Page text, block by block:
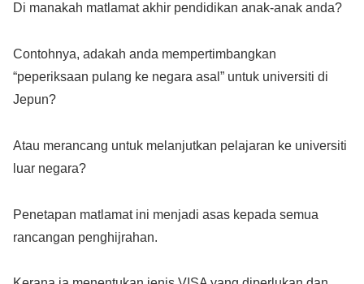
Di manakah matlamat akhir pendidikan anak-anak anda?
Contohnya, adakah anda mempertimbangkan
“peperiksaan pulang ke negara asal” untuk universiti di
Jepun?
Atau merancang untuk melanjutkan pelajaran ke universiti
luar negara?
Penetapan matlamat ini menjadi asas kepada semua
rancangan penghijrahan.